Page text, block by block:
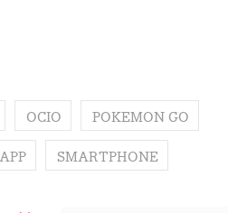
OCIO POKEMON GO
APP SMARTPHONE